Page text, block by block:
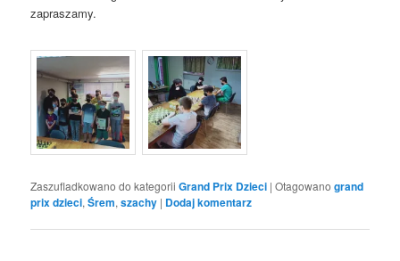
zapraszamy.
Zaszufladkowano do kategorii Grand Prix Dzieci |Otagowano grand
prix dzieci,Śrem,szachy | Dodaj komentarz